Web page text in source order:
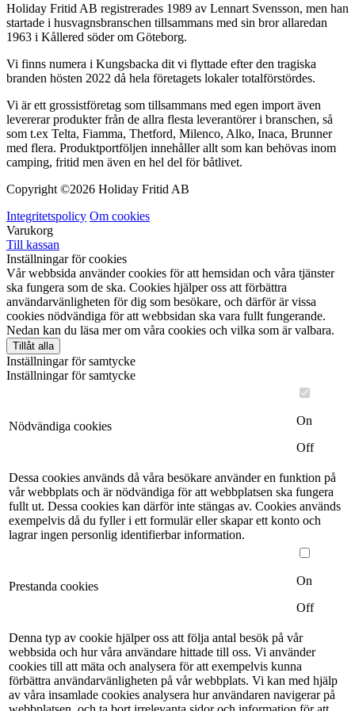
Holiday Fritid AB registrerades 1989 av Lennart Svensson, men han
startade i husvagnsbranschen tillsammans med sin bror allaredan
1963 i Kållered söder om Göteborg.
Vi finns numera i Kungsbacka dit vi flyttade efter den tragiska
branden hösten 2022 då hela företagets lokaler totalförstördes.
Vi är ett grossistföretag som tillsammans med egen import även
levererar produkter från de allra flesta leverantörer i branschen, så
som t.ex Telta, Fiamma, Thetford, Milenco, Alko, Inaca, Brunner
med flera. Produktportföljen innehåller allt som kan behövas inom
camping, fritid men även en hel del för båtlivet.
Copyright ©2026 Holiday Fritid AB
Integritetspolicy Om cookies
Varukorg
Till kassan
Inställningar för cookies
Vår webbsida använder cookies för att hemsidan och våra tjänster
ska fungera som de ska. Cookies hjälper oss att förbättra
användarvänligheten för dig som besökare, och därför är vissa
cookies nödvändiga för att webbsidan ska vara fullt fungerande.
Nedan kan du läsa mer om våra cookies och vilka som är valbara.
Tillåt alla
Inställningar för samtycke
Inställningar för samtycke
Nödvändiga cookies
On
Off
Dessa cookies används då våra besökare använder en funktion på
vår webbplats och är nödvändiga för att webbplatsen ska fungera
fullt ut. Dessa cookies kan därför inte stängas av. Cookies används
exempelvis då du fyller i ett formulär eller skapar ett konto och
lagrar ingen personlig identifierbar information.
Prestanda cookies
On
Off
Denna typ av cookie hjälper oss att följa antal besök på vår
webbsida och hur våra användare hittade till oss. Vi använder
cookies till att mäta och analysera för att exempelvis kunna
förbättra användarvänligheten på vår webbplats. Vi kan med hjälp
av våra insamlade cookies analysera hur användaren navigerar på